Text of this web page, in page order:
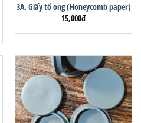
3A. Giấy tổ ong (Honeycomb paper)
15,000₫